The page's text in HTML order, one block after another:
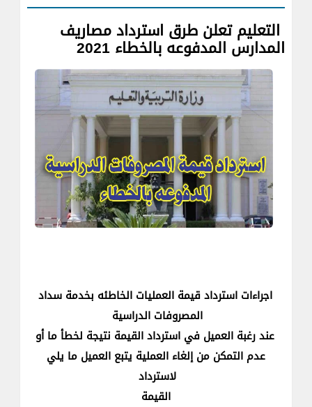
التعليم تعلن طرق استرداد مصاريف
المدارس المدفوعه بالخطاء 2021
اجراءات استرداد قيمة العمليات الخاطئه بخدمة سداد
المصروفات الدراسية
عند رغبة العميل في استرداد القيمة نتيجة لخطأ ما أو
عدم التمكن من إلغاء العملية يتبع العميل ما يلي
لاسترداد
القيمة